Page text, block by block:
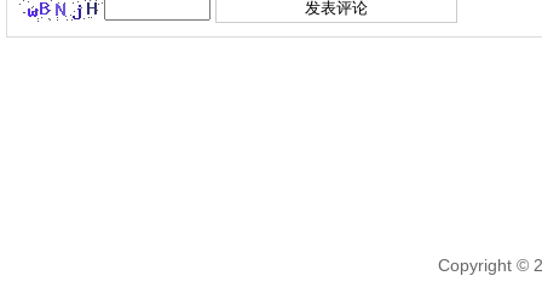
Copyright ©